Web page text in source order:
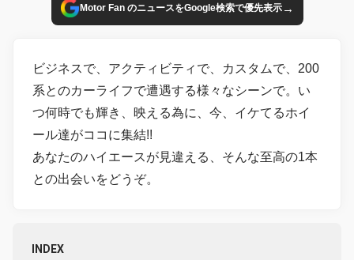
Motor Fan のニュースをGoogle検索で優先表示→
ビジネスで、アクティビティで、カスタムで、200
系とのカーライフで遭遇する様々なシーンで。い
つ何時でも輝き、映える為に、今、イケてるホイ
ール達がココに集結!!
あなたのハイエースが見違える、そんな至高の1本
との出会いをどうぞ。
INDEX